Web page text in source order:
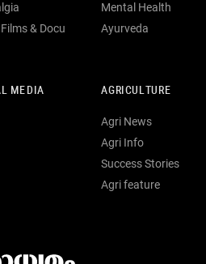
& Docu
Mental Health
Ayurveda
MEDIA AGRICULTURE
Agri News
Agri Info
Success Stories
Agri feature